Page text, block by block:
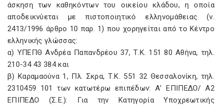
άσκηση των καθηκόντων του οικείου κλάδου, η οποία
αποδεικνύεται με πιστοποιητικό ελληνομάθειας (ν.
2413/1996 άρθρο 10 παρ. 1) που χορηγείται από το Κέντρο
ελληνικής γλώσσας:
α) ΥΠΕΠΘ Ανδρέα Παπανδρέου 37, Τ.Κ. 151 80 Αθήνα, τηλ.
210-34 43 384 και
β) Καραμαούνα 1, Πλ. Σκρα, Τ.Κ. 551 32 Θεσσαλονίκη, τηλ.
2310459 101 των κατωτέρω επιπέδων: Α’ ΕΠΙΠΕΔΟ/ Α2
ΕΠΙΠΕΔΟ (Σ.Ε.): Για την Κατηγορία Υποχρεωτικής